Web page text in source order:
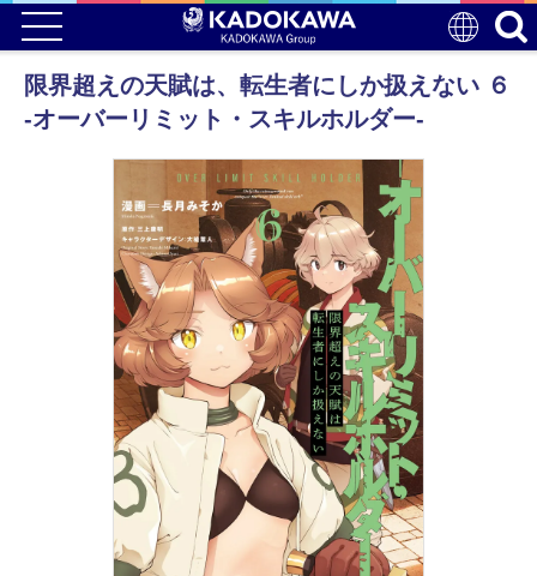
限界超えの天賦は、転生者にしか扱えない ６
‐オーバーリミット・スキルホルダー‐